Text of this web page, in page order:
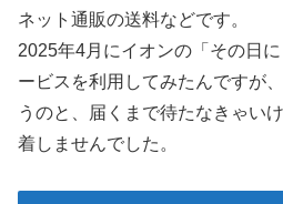
ネット通販の送料などです。
2025年4月にイオンの「その日
ービスを利用してみたんですが
うのと、届くまで待たなきゃい
着しませんでした。